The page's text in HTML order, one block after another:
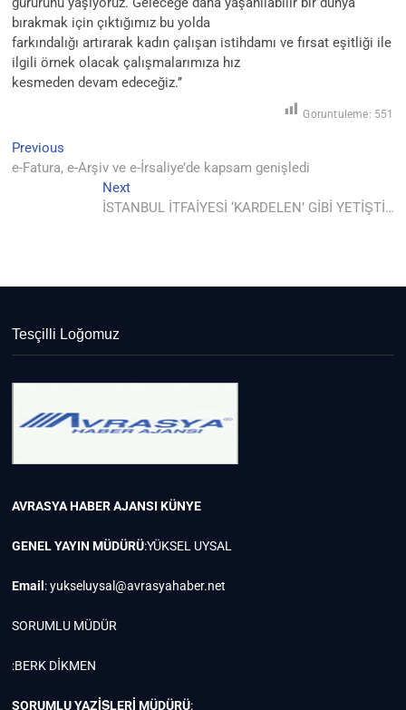
bırakmak için çıktığımız bu yolda
farkındalığı artırarak kadın çalışan istihdamı ve fırsat eşitliği ile
ilgili örnek olacak çalışmalarımıza hız
kesmeden devam edeceğiz.’’
Goruntuleme: 551
Yazı
gezinmesi
Previous
post:
e-Fatura, e-Arşiv ve e-İrsaliye’de kapsam genişledi
NextNext
post:
İSTANBUL İTFAİYESİ ‘KARDELEN’ GİBİ YETİŞTİ…
Tesçilli Loğomuz
AVRASYA HABER AJANSIKÜNYE
GENEL YAYIN MÜDÜRÜ:YÜKSEL UYSAL
Email :yukseluysal@avrasyahaber.net
SORUMLU MÜDÜR
:BERK DİKMEN
SORUMLU YAZİŞLERİ MÜDÜRÜ: